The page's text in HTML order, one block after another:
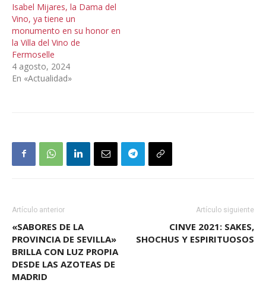
Isabel Mijares, la Dama del
Vino, ya tiene un
monumento en su honor en
la Villa del Vino de
Fermoselle
4 agosto, 2024
En «Actualidad»
Artículo anterior
«SABORES DE LA
PROVINCIA DE SEVILLA»
BRILLA CON LUZ PROPIA
DESDE LAS AZOTEAS DE
MADRID
Artículo siguiente
CINVE 2021: SAKES,
SHOCHUS Y ESPIRITUOSOS